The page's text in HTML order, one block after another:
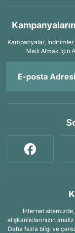
Kampanyalar,
Maili Almak İçin
İnternet
alışkanlıklarınızın
Daha fazla bilgi ve